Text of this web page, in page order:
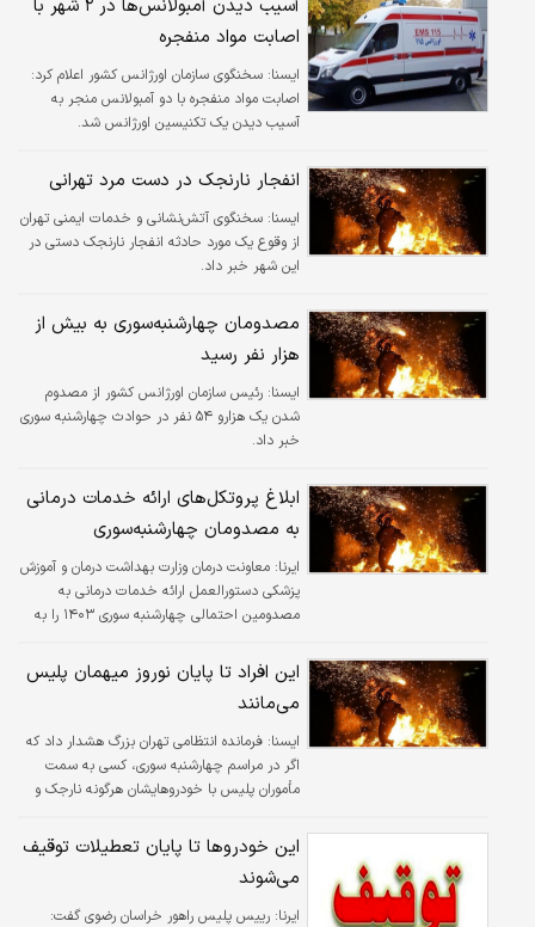
آسیب دیدن آمبولانس‌ها در ۲ شهر با
اصابت مواد منفجره
ايسنا: سخنگوی سازمان اورژانس کشور اعلام کرد:
اصابت مواد منفجره با دو آمبولانس منجر به
آسیب دیدن یک تکنیسین اورژانس شد.
انفجار نارنجک در دست مرد تهرانی
ايسنا: سخنگوی آتش‌نشانی و خدمات ایمنی تهران
از وقوع یک مورد حادثه انفجار نارنجک دستی در
این شهر خبر داد.
مصدومان چهارشنبه‌سوری به بیش از
هزار نفر رسید
ايسنا: رئیس سازمان اورژانس کشور از مصدوم
شدن یک هزارو ۵۴ نفر در حوادث چهارشنبه سوری
خبر داد.
ابلاغ پروتکل‌های ارائه خدمات درمانی
به مصدومان چهارشنبه‌سوری
ایرنا: معاونت درمان وزارت بهداشت درمان و آموزش
پزشکی دستورالعمل ارائه خدمات درمانی به
مصدومین احتمالی چهارشنبه سوری ۱۴۰۳ را به
کشور ابلاغ کرد.
این افراد تا پایان نوروز میهمان پلیس
می‌مانند
ايسنا: فرمانده انتظامی تهران بزرگ هشدار داد که
اگر در مراسم چهارشنبه سوری، کسی به سمت
مأموران پلیس با خودروهایشان هرگونه نارجک و
پرونده قضایی برای وی، تا پایان نوروز مهمان پلیس
می‌ماند.
این خودروها تا پایان تعطیلات توقیف
می‌شوند
ایرنا: رییس پلیس راهور خراسان رضوی گفت: